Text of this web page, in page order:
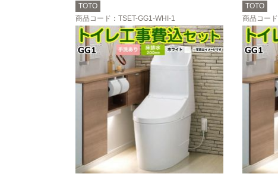
TOTO
商品コード ：TSET-GG1-WHI-1
TOTO
商品コード